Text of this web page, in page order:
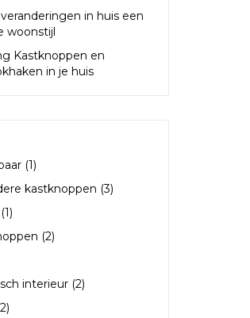
in huis een
woonstijl
Kastknoppen en
in je huis
(1)
kastknoppen (3)
(1)
(2)
interieur (2)